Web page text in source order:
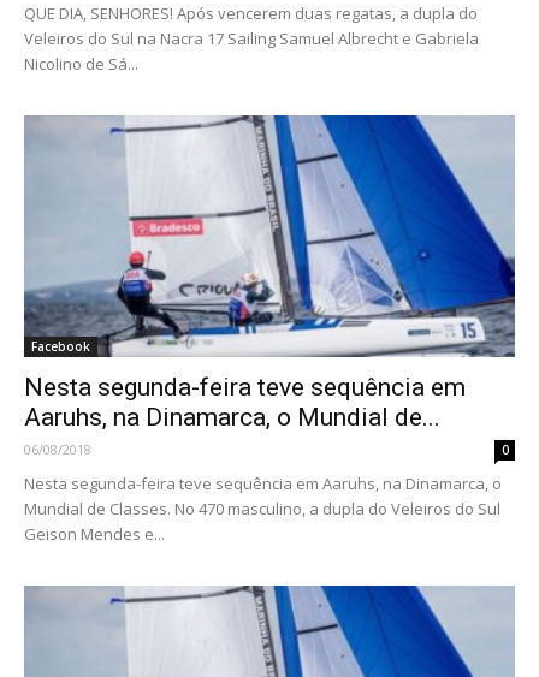
QUE DIA, SENHORES! Após vencerem duas regatas, a dupla do
Veleiros do Sul na Nacra 17 Sailing Samuel Albrecht e Gabriela
Nicolino de Sá...
Facebook
Nesta segunda-feira teve sequência em
Aaruhs, na Dinamarca, o Mundial de...
06/08/2018 0
Nesta segunda-feira teve sequência em Aaruhs, na Dinamarca, o
Mundial de Classes. No 470 masculino, a dupla do Veleiros do Sul
Geison Mendes e...